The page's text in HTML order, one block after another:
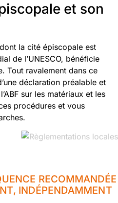
et son
la cité épiscopale est
de l’UNESCO, bénéficie
Tout ravalement dans ce
déclaration préalable et
sur les matériaux et les
procédures et vous
RECOMMANDÉE
INDÉPENDAMMENT